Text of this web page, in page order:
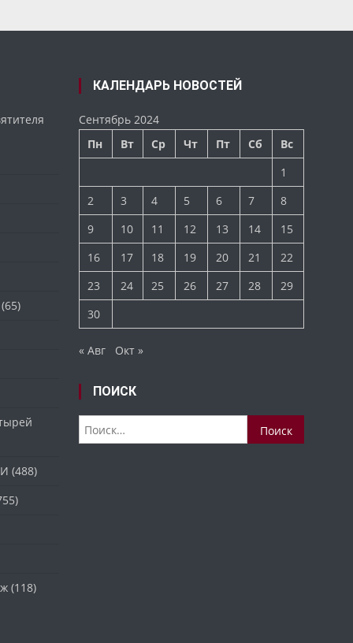
(65)
(488)
(118)
КАЛЕНДАРЬ НОВОСТЕЙ
Сентябрь 2024
Пн
Вт Ср Чт Пт Сб
Вс
1
2
3 4 5 6 7
8
9
10 11 12 13 14
15
16
17 18 19 20 21
22
23
24 25 26 27 28
29
30
« Авг Окт »
ПОИСК
Найти: